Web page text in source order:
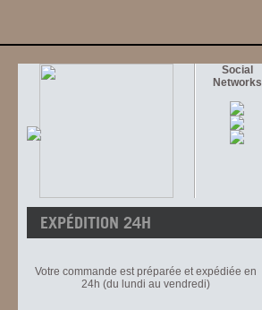
Social
Networks
EXPÉDITION 24H
Votre commande est préparée et expédiée en
24h (du lundi au vendredi)